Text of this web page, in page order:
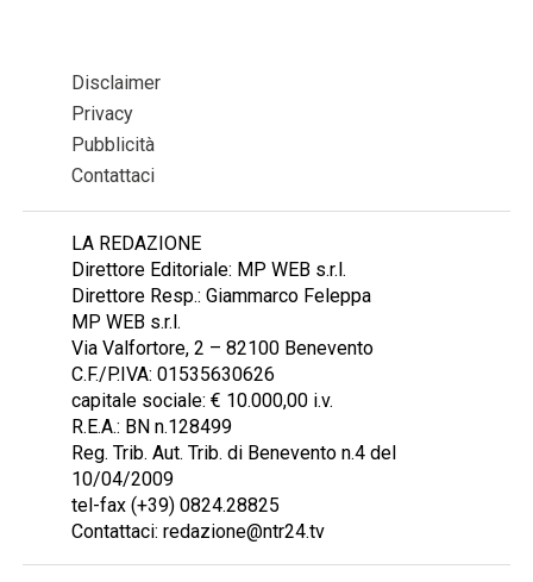
Disclaimer
Privacy
Pubblicità
Contattaci
LA REDAZIONE
Direttore Editoriale: MP WEB s.r.l.
Direttore Resp.: Giammarco Feleppa
MP WEB s.r.l.
Via Valfortore, 2 – 82100 Benevento
C.F./P.IVA: 01535630626
capitale sociale: € 10.000,00 i.v.
R.E.A.: BN n.128499
Reg. Trib. Aut. Trib. di Benevento n.4 del
10/04/2009
tel-fax (+39) 0824.28825
Contattaci: redazione@ntr24.tv